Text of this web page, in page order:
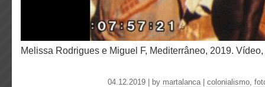
Melissa Rodrigues e Miguel F, Mediterrâneo, 2019.
04.12.2019 | by martalanca| colonialismo,